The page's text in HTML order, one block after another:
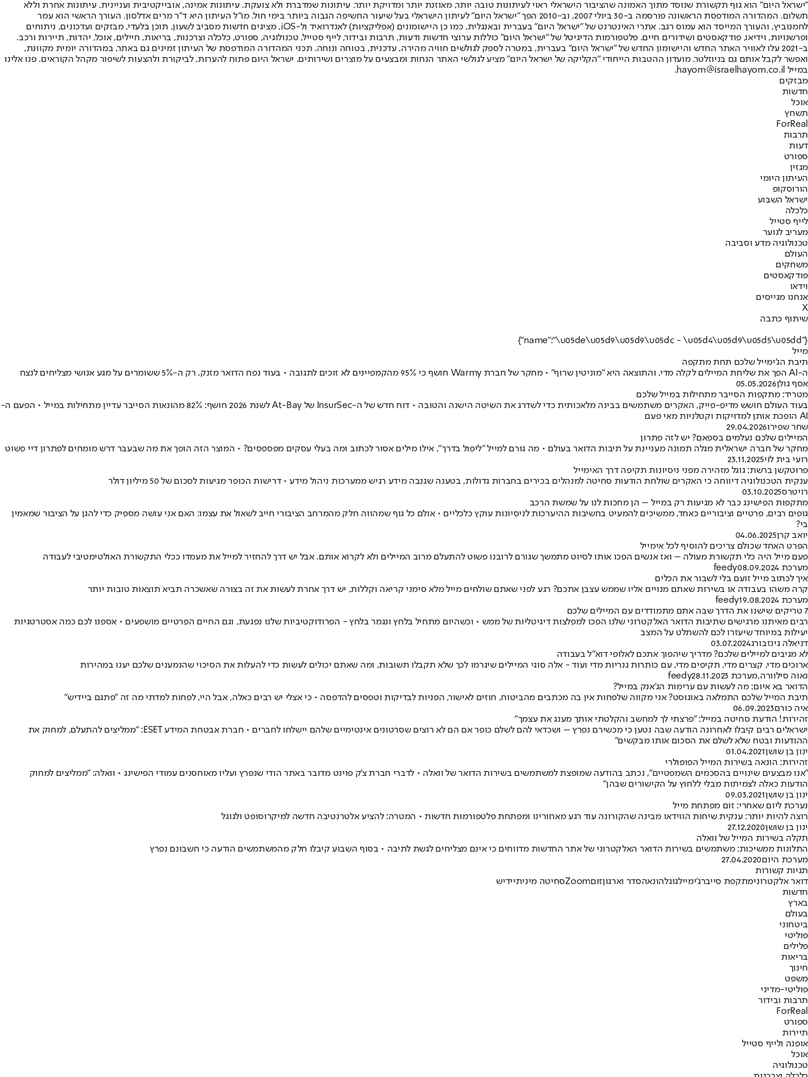
"ישראל היום" הוא גוף תקשורת שנוסד מתוך האמונה שהציבור הישראלי ראוי לעיתונות טובה יותר, מאוזנת יותר ומדויקת יותר. עיתונות שמדברת ולא צועקת. עיתונות אמינה, אובייקטיבית ועניינית. עיתונות אחרת וללא
תשלום. המהדורה המודפסת הראשונה פורסמה ב-30 ביולי 2007, וב-2010 הפך "ישראל היום" לעיתון הישראלי בעל שיעור החשיפה הגבוה ביותר בימי חול. מו"ל העיתון היא ד"ר מרים אדלסון. העורך הראשי הוא עמר
לחמנוביץ, והעורך המייסד הוא עמוס רגב. אתרי האינטרנט של "ישראל היום" בעברית ובאנגלית, כמו כן היישומונים (אפליקציות) לאנדרואיד ול-iOS, מציגים חדשות מסביב לשעון, תוכן בלעדי, מבזקים ועדכונים, ניתוחים
ופרשנויות, וידיאו, פודקאסטים ושידורים חיים. פלטפורמות הדיגיטל של "ישראל היום" כוללות ערוצי חדשות ודעות, תרבות ובידור, לייף סטייל, טכנולוגיה, ספורט, כלכלה וצרכנות, בריאות, חיילים, אוכל, יהדות, תיירות ורכב.
ב-2021 עלו לאוויר האתר החדש והיישומון החדש של "ישראל היום" בעברית, במטרה לספק לגולשים חוויה מהירה, עדכנית, בטוחה ונוחה. תכני המהדורה המודפסת של העיתון זמינים גם באתר, במהדורה יומית מקוונת,
ואפשר לקבל אותם גם בניוזלטר. מועדון ההטבות הייחודי "הקליקה של ישראל היום" מציע לגולשי האתר הנחות ומבצעים על מוצרים ושירותים. ישראל היום פתוח להערות, לביקורת ולהצעות לשיפור מקהל הקוראים. פנו אלינו
במייל hayom@israelhayom.co.il.
מבזקים
חדשות
אוכל
תשחץ
ForReal
תרבות
דעות
ספורט
מגזין
העיתון היומי
הורוסקופ
ישראל השבוע
כלכלה
לייף סטייל
מעריב לנוער
טכנולוגיה מדע וסביבה
העולם
משחקים
פודקאסטים
וידאו
אנחנו מגייסים
X
שיתוף כתבה
{"name":"\u05de\u05d9\u05d9\u05dc - \u05d4\u05d9\u05d5\u05dd"}
מייל
תיבת הג'ימייל שלכם תחת מתקפה
ה-AI הפך את שליחת המיילים לקלה מדי, והתוצאה היא "מוניטין שרוף" • מחקר של חברת Warmy חושף כי 95% מהקמפיינים לא זוכים לתגובה • בעוד נפח הדואר מזנק, רק ה-5% ששומרים על מגע אנושי מצליחים לנצח
אסף גולן05.05.2026
מטריד: מתקפות הסייבר מתחילות במייל שלכם
בעוד העולם חושש מדיפ-פייק, האקרים משתמשים בבינה מלאכותית כדי לשדרג את השיטה הישנה והטובה • דוח חדש של ה-InsurSec של At-Bay לשנת 2026 חושף: 82% מהונאות הסייבר עדיין מתחילות במייל • הפעם ה-
AI הופכת אותן למדויקות וקטלניות מאי פעם
שחר שפירו29.04.2026
המיילים שלכם נעלמים בספאם? יש לזה פתרון
מחקר של חברה ישראלית מגלה תמונה מעניינת על תיבות הדואר בעולם • מה גורם למייל "ליפול בדרך", אילו מילים אסור לכתוב ומה בעלי עסקים מפספסים? • המוצר הזה הופך את מה שבעבר דרש מומחים לפתרון דיי פשוט
רועי בית לוי23.11.2025
פרוטקשן ברשת: גוגל מזהירה מפני ניסיונות תקיפה דרך האימייל
ענקית הטכנולוגיה דיווחה כי האקרים שולחת הודעות סחיטה למנהלים בכירים בחברות גדולות, בטענה שגנבה מידע רגיש ממערכות ניהול מידע • דרישות הכופר מגיעות לסכום של 50 מיליון דולר
רויטרס03.10.2025
מתקפות הפישינג כבר לא מגיעות רק במייל – הן מחכות לנו על שמשת הרכב
גופים רבים, פרטיים וציבוריים כאחד, ממשיכים להמעיט בחשיבות ההיערכות לניסיונות עוקץ כלכליים • אולם כל גוף שמהווה חלק מהמרחב הציבורי חייב לשאול את עצמו: האם אני עושה מספיק כדי להגן על הציבור שמאמין
בי?
יואב קרן04.06.2025
הפרט האחד שכולם צריכים להוסיף לכל אימייל
פעם מייל היה כלי תקשורת מעולה – ואז אנשים הפכו אותו לסיוט מתמשך שגורם לרובנו פשוט להתעלם מרוב המיילים ולא לקרוא אותם. אבל יש דרך להחזיר למייל את מעמדו ככלי התקשורת האולטימטיבי לעבודה
מערכת feedy08.09.2024
איך לכתוב מייל זועם בלי לשבור את הכלים
קרה משהו בעבודה או בשירות שאתם מנויים אליו שממש עצבן אתכם? רגע לפני שאתם שולחים מייל מלא סימני קריאה וקללות, יש דרך אחרת לעשות את זה בצורה שאשכרה תביא תוצאות טובות יותר
מערכת feedy19.08.2024
7 טריקים שישנו את הדרך שבה אתם מתמודדים עם המיילים שלכם
רבים מאיתנו מרגישים שתיבות הדואר האלקטרוני שלנו הפכו למפלצות דיגיטליות של ממש • וכשהיום מתחיל בלחץ ונגמר בלחץ - הפרודוקטיביות שלנו נפגעת, וגם החיים הפרטיים מושפעים • אספנו לכם כמה אסטרטגיות
יעילות במיוחד שיעזרו לכם להשתלט על המצב
דניאלה גינזבורג03.07.2024
לא מגיבים למיילים שלכם? מדריך שיהפוך אתכם לאלופי דוא"ל בעבודה
ארוכים מדי, קצרים מדי, תקיפים מדי, עם כותרות גנריות מדי ועוד - אלה סוגי המיילים שיגרמו לכך שלא תקבלו תשובות, ומה שאתם יכולים לעשות כדי להעלות את הסיכוי שהנמענים שלכם יענו במהירות
נאוה סילוורה,מערכת feedy 28.11.2023
הדואר בא איום: מה לעשות עם ערימות הג'אנק במייל?
תיבת המייל שלכם התמלאה באוגוסט? אני מקווה שלפחות אין בה מכתבים מהביטוח, חוזים לאישור, הפניות לבדיקות וטפסים להדפסה • כי אצלי יש רבים כאלה, אבל היי, לפחות למדתי מה זה "פתגם ביידיש"
איה כורם06.09.2023
זהירות! הודעת סחיטה במייל: "פרצתי לך למחשב והקלטתי אותך מענג את עצמך"
ישראלים רבים קיבלו לאחרונה הודעה שבה נטען כי מכשירם נפרץ – ושכדאי להם לשלם כופר אם הם לא רוצים שסרטונים אינטימיים שלהם יישלחו לחברים • חברת אבטחת המידע ESET: "ממליצים להתעלם, למחוק את
ההודעות ובטח שלא לשלם את הסכום אותו מבקשים"
ינון בן שושן01.04.2021
זהירות: הונאה בשירות המייל הפופולרי
"אנו מבצעים שינויים בהסכמים השמפטיים", נכתב בהודעה שמופצת למשתמשים בשירות הדואר של וואלה • לדברי חברת צ'ק פוינט מדובר באתר הודי שנפרץ ועליו מאוחסנים עמודי הפישינג • וואלה: "ממליצים למחוק
הודעות כאלה לצמיתות מבלי ללחוץ על הקישורים שבהן"
ינון בן שושן09.03.2021
נערכת ליום שאחרי: זום מפתחת מייל
רוצה להיות יותר: ענקית שיחות הווידאו מבינה שהקורונה עוד רגע מאחורינו ומפתחת פלטפורמות חדשות • המטרה: להציע אלטרנטיבה חדשה למיקרוסופט ולגוגל
ינון בן שושן27.12.2020
תקלה בשירות המייל של וואלה
התלונות ממשיכות: משתמשים בשירות הדואר האלקטרוני של אתר החדשות מדווחים כי אינם מצליחים לגשת לתיבה • בסוף השבוע קיבלו חלק מהמשתמשים הודעה כי חשבונם נפרץ
מערכת היום27.04.2020
תגיות קשורות
דואר אלקטרונימתקפת סייברג'ימיילגוגלהונאהסדר וארגוןזוםZoomסחיטה מיניתיידיש
חדשות
בארץ
בעולם
ביטחוני
פוליטי
פלילים
בריאות
חינוך
משפט
פוליטי-מדיני
תרבות ובידור
ForReal
ספורט
תיירות
אופנה ולייף סטייל
אוכל
טכנולוגיה